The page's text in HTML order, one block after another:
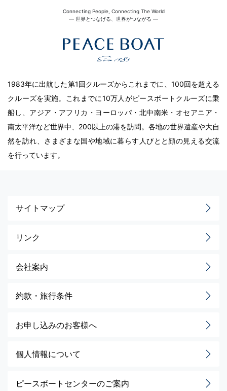
Connecting People, Connecting The World
― 世界とつなげる、世界がつながる ―
1983年に出航した第1回クルーズからこれまでに、100回を超える
クルーズを実施。これまでに10万人がピースボートクルーズに乗
船し、アジア・アフリカ・ヨーロッパ・北中南米・オセアニア・
南太平洋など世界中、200以上の港を訪問。各地の世界遺産や大自
然を訪れ、さまざまな国や地域に暮らす人びとと顔の見える交流
を行っています。
サイトマップ
リンク
会社案内
約款・旅行条件
お申し込みのお客様へ
個人情報について
ピースボートセンターのご案内